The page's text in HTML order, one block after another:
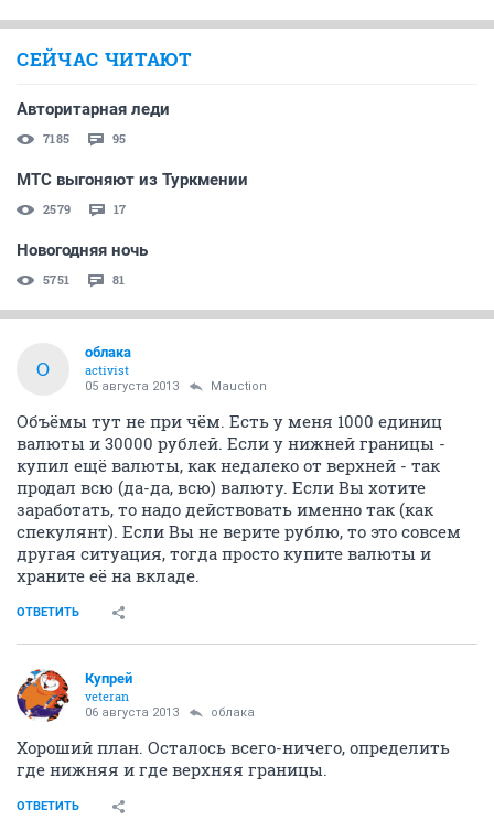
СЕЙЧАС ЧИТАЮТ
Авторитарная леди
7185 95
МТС выгоняют из Туркмении
2579 17
Новогодняя ночь
5751 81
О
облака
activist
05 августа 2013 Mauction
Объёмы тут не при чём. Есть у меня 1000 единиц
валюты и 30000 рублей. Если у нижней границы -
купил ещё валюты, как недалеко от верхней - так
продал всю (да-да, всю) валюту. Если Вы хотите
заработать, то надо действовать именно так (как
спекулянт). Если Вы не верите рублю, то это совсем
другая ситуация, тогда просто купите валюты и
храните её на вкладе.
ОТВЕТИТЬ
Купрей
veteran
06 августа 2013 облака
Хороший план. Осталось всего-ничего, определить
где нижняя и где верхняя границы.
ОТВЕТИТЬ